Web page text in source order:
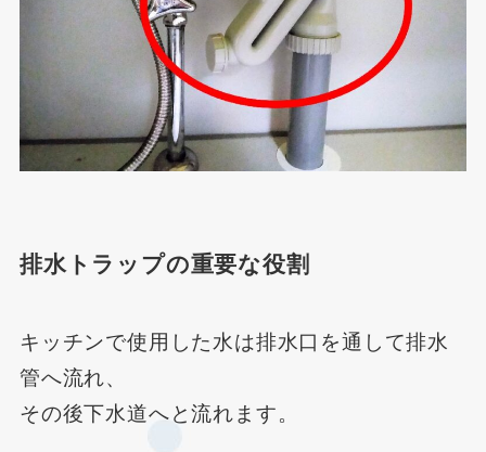
排水トラップの重要な役割
キッチンで使用した水は排水口を通して排水
管へ流れ、
その後下水道へと流れます。